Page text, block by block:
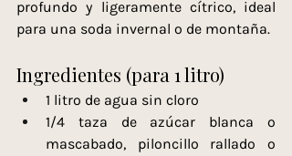
profundo y ligeramente cítrico, ideal
para una soda invernal o de montaña.
Ingredientes (para 1 litro)
1 litro de agua sin cloro
1/4 taza de azúcar blanca o
mascabado, piloncillo rallado o